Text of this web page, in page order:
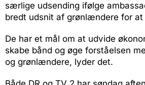
særlige udsending ifølge
bredt udsnit af grønlændere for
De har et mål om at udvide
skabe bånd og øge forståelsen
og grønlændere, lyder det.